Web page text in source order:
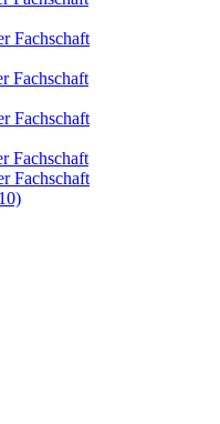
Fachschaft
Fachschaft
Fachschaft
Fachschaft
Fachschaft